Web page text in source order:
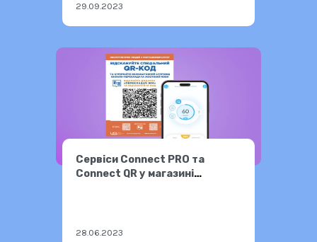
29.09.2023
Cервіси Connect PRO та
Connect QR у магазині
28.06.2023